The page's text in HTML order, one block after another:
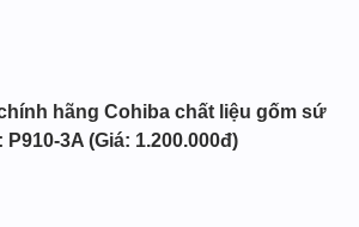
hãng Cohiba chất liệu gốm sứ
3A (Giá: 1.200.000đ)